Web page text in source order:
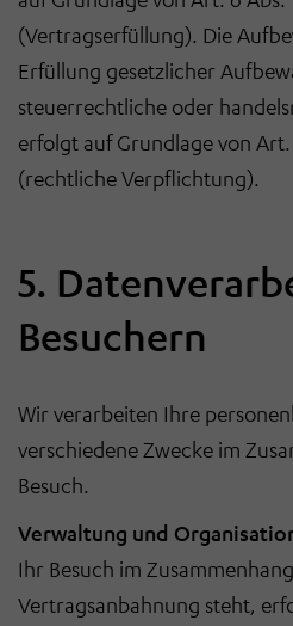
(Vertragserfüllung). Die
Erfüllung gesetzlicher
steuerrechtliche oder
erfolgt auf Grundlage von Art.
(rechtliche Verpflichtung).
5.
Besuchern
Wir verarbeiten Ihre
verschiedene Zwecke im
Besuch.
Verwaltung und
Ihr Besuch im
Vertragsanbahnung steht,